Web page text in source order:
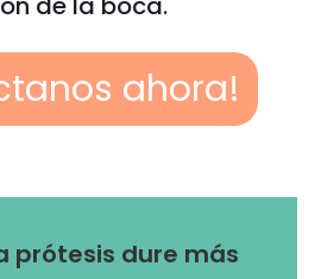
ahora!
prótesis dure más